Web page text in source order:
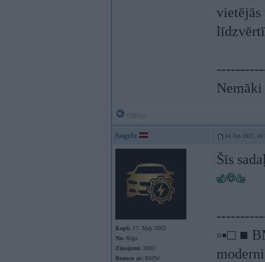
Angelz 24. Feb 2017,
Kopš: 17. May 2002
No: Rīga
Ziņojumi: 2893
Braucu ar: BMW
Šīs
▫▪□ ■